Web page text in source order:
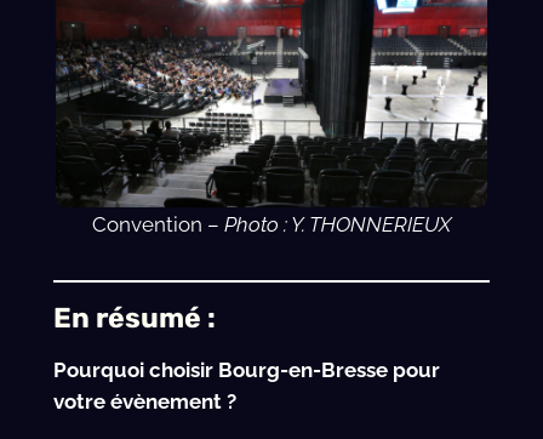
Convention – Photo : Y. THONNERIEUX
En résumé :
Pourquoi choisir Bourg-en-Bresse pour
votre évènement ?